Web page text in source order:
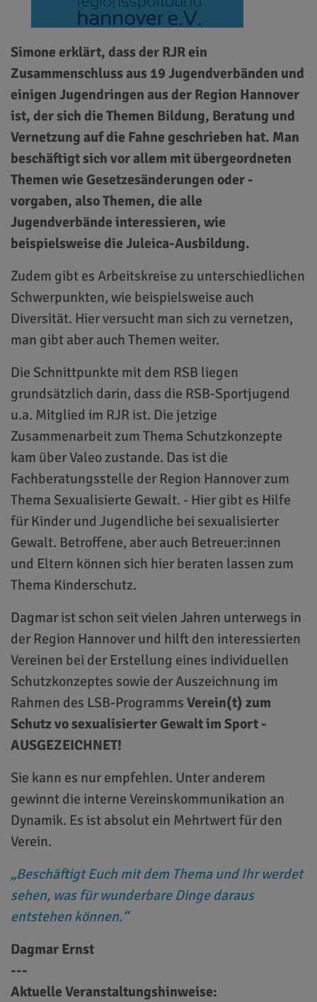
Simone erklärt, dass der RJR ein
Zusammenschluss aus 19 Jugendverbänden und
einigen Jugendringen aus der Region Hannover
ist, der sich die Themen Bildung, Beratung und
Vernetzung auf die Fahne geschrieben hat. Man
beschäftigt sich vor allem mit übergeordneten
Themen wie Gesetzesänderungen oder -
vorgaben, also Themen, die alle
Jugendverbände interessieren, wie
beispielsweise die Juleica-Ausbildung.
Zudem gibt es Arbeitskreise zu unterschiedlichen
Schwerpunkten, wie beispielsweise auch
Diversität. Hier versucht man sich zu vernetzen,
man gibt aber auch Themen weiter.
Die Schnittpunkte mit dem RSB liegen
grundsätzlich darin, dass die RSB-Sportjugend
u.a. Mitglied im RJR ist. Die jetzige
Zusammenarbeit zum Thema Schutzkonzepte
kam über Valeo zustande. Das ist die
Fachberatungsstelle der Region Hannover zum
Thema Sexualisierte Gewalt. - Hier gibt es Hilfe
für Kinder und Jugendliche bei sexualisierter
Gewalt. Betroffene, aber auch Betreuer:innen
und Eltern können sich hier beraten lassen zum
Thema Kinderschutz.
Dagmar ist schon seit vielen Jahren unterwegs in
der Region Hannover und hilft den interessierten
Vereinen bei der Erstellung eines individuellen
Schutzkonzeptes sowie der Auszeichnung im
Rahmen des LSB-Programms Verein(t) zum
Schutz vo sexualisierter Gewalt im Sport -
AUSGEZEICHNET!
Sie kann es nur empfehlen. Unter anderem
gewinnt die interne Vereinskommunikation an
Dynamik. Es ist absolut ein Mehrtwert für den
Verein.
Beschäftigt Euch mit dem Thema und Ihr werdet
sehen, was für wunderbare Dinge daraus
entstehen können.
Dagmar Ernst
---
Aktuelle Veranstaltungshinweise: